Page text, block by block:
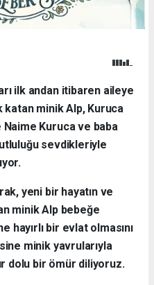
ilk andan itibaren aileye
minik Alp, Kuruca
Kuruca ve baba
sevdikleriyle
yeni bir hayatın ve
minik Alp bebeğe
hayırlı bir evlat olmasını
minik yavrularıyla
dolu bir ömür diliyoruz.